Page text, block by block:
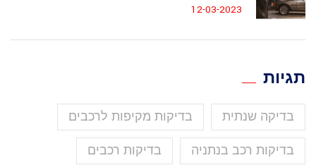
12-03-2023
תגיות
בדיקה שנתית בדיקות מקיפות לרכבים
בדיקות רכב בנתניה בדיקות רכבים